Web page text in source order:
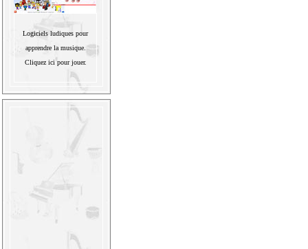
Logiciels ludiques pour
apprendre la musique.
Cliquez ici pour jouer.